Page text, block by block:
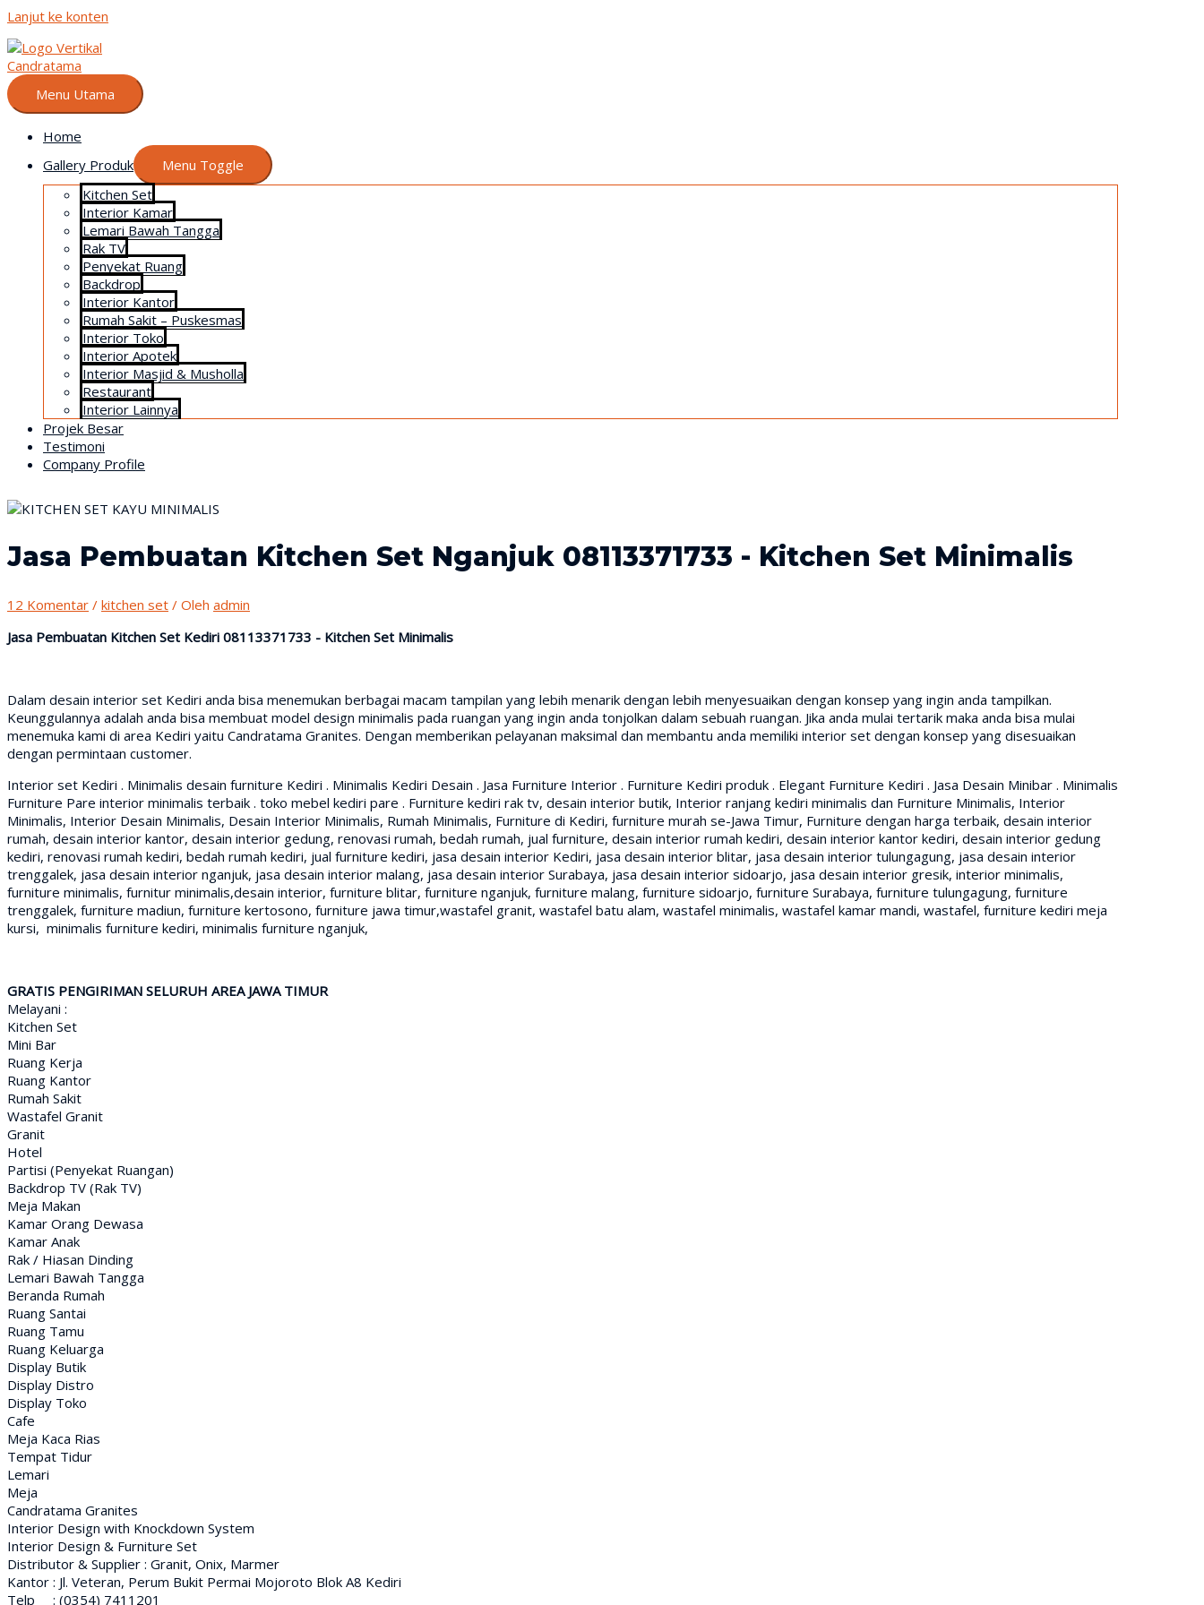
Lanjut ke konten
Menu Utama
Home
Gallery Produk
Menu Toggle
Kitchen Set
Interior Kamar
Lemari Bawah Tangga
Rak TV
Penyekat Ruang
Backdrop
Interior Kantor
Rumah Sakit – Puskesmas
Interior Toko
Interior Apotek
Interior Masjid & Musholla
Restaurant
Interior Lainnya
Projek Besar
Testimoni
Company Profile
Jasa Pembuatan Kitchen Set Nganjuk 08113371733 - Kitchen Set Minimalis
12 Komentar / kitchen set / Oleh admin
Jasa Pembuatan Kitchen Set Kediri 08113371733 - Kitchen Set Minimalis
Dalam desain interior set Kediri anda bisa menemukan berbagai macam tampilan yang lebih menarik dengan lebih menyesuaikan dengan konsep yang ingin anda tampilkan.
Keunggulannya adalah anda bisa membuat model design minimalis pada ruangan yang ingin anda tonjolkan dalam sebuah ruangan. Jika anda mulai tertarik maka anda bisa mulai
menemuka kami di area Kediri yaitu Candratama Granites. Dengan memberikan pelayanan maksimal dan membantu anda memiliki interior set dengan konsep yang disesuaikan
dengan permintaan customer.
Interior set Kediri . Minimalis desain furniture Kediri . Minimalis Kediri Desain . Jasa Furniture Interior . Furniture Kediri produk . Elegant Furniture Kediri . Jasa Desain Minibar . Minimalis
Furniture Pare interior minimalis terbaik . toko mebel kediri pare . Furniture kediri rak tv, desain interior butik, Interior ranjang kediri minimalis dan Furniture Minimalis, Interior
Minimalis, Interior Desain Minimalis, Desain Interior Minimalis, Rumah Minimalis, Furniture di Kediri, furniture murah se-Jawa Timur, Furniture dengan harga terbaik, desain interior
rumah, desain interior kantor, desain interior gedung, renovasi rumah, bedah rumah, jual furniture, desain interior rumah kediri, desain interior kantor kediri, desain interior gedung
kediri, renovasi rumah kediri, bedah rumah kediri, jual furniture kediri, jasa desain interior Kediri, jasa desain interior blitar, jasa desain interior tulungagung, jasa desain interior
trenggalek, jasa desain interior nganjuk, jasa desain interior malang, jasa desain interior Surabaya, jasa desain interior sidoarjo, jasa desain interior gresik, interior minimalis,
furniture minimalis, furnitur minimalis,desain interior, furniture blitar, furniture nganjuk, furniture malang, furniture sidoarjo, furniture Surabaya, furniture tulungagung, furniture
trenggalek, furniture madiun, furniture kertosono, furniture jawa timur,wastafel granit, wastafel batu alam, wastafel minimalis, wastafel kamar mandi, wastafel, furniture kediri meja
kursi, minimalis furniture kediri, minimalis furniture nganjuk,
GRATIS PENGIRIMAN SELURUH AREA JAWA TIMUR
Melayani :
Kitchen Set
Mini Bar
Ruang Kerja
Ruang Kantor
Rumah Sakit
Wastafel Granit
Granit
Hotel
Partisi (Penyekat Ruangan)
Backdrop TV (Rak TV)
Meja Makan
Kamar Orang Dewasa
Kamar Anak
Rak / Hiasan Dinding
Lemari Bawah Tangga
Beranda Rumah
Ruang Santai
Ruang Tamu
Ruang Keluarga
Display Butik
Display Distro
Display Toko
Cafe
Meja Kaca Rias
Tempat Tidur
Lemari
Meja
Candratama Granites
Interior Design with Knockdown System
Interior Design & Furniture Set
Distributor & Supplier : Granit, Onix, Marmer
Kantor : Jl. Veteran, Perum Bukit Permai Mojoroto Blok A8 Kediri
Telp : (0354) 7411201